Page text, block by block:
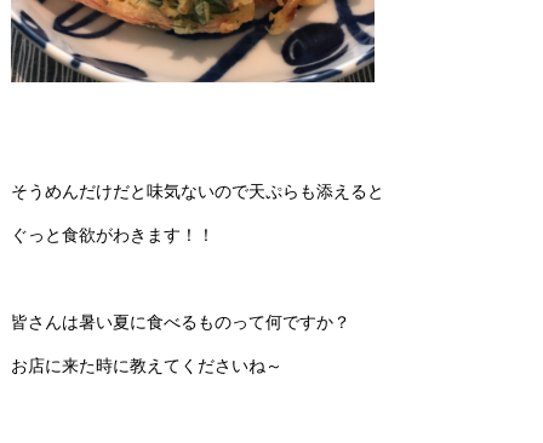
そうめんだけだと味気ないので天ぷらも添えると
ぐっと食欲がわきます！！
皆さんは暑い夏に食べるものって何ですか？
お店に来た時に教えてくださいね～